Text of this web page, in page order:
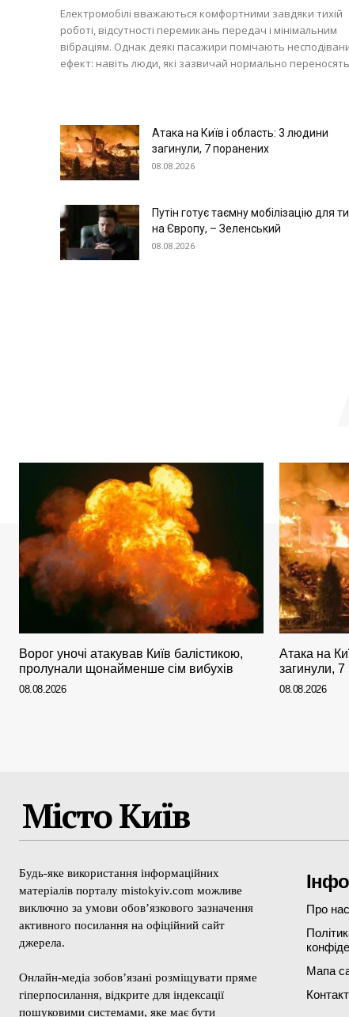
Електромобілі вважаються комфортними завдяки тихій
роботі, відсутності перемикань передач і мінімальним
вібраціям. Однак деякі пасажири помічають
ефект: навіть люди, які зазвичай нормально
Атака на Київ і область: 3 людини
загинули, 7 поранених
08.08.2026
Путін готує таємну мобілізацію для
на Європу, – Зеленський
08.08.2026
Ворог уночі атакував Київ балістикою,
пролунали щонайменше сім вибухів
08.08.2026
Атака на
загинули,
08.08.2026
Місто Київ
Будь-яке використання інформаційних
матеріалів порталу mistokyiv.com можливе
виключно за умови обов’язкового зазначення
активного посилання на офіційний сайт
джерела.
Онлайн-медіа зобов’язані розміщувати пряме
гіперпосилання, відкрите для індексації
пошуковими системами, яке має бути
Про нас
Мапа